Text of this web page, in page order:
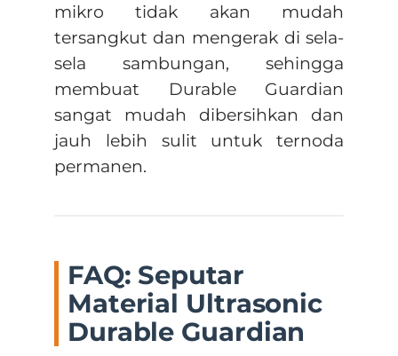
mikro tidak akan mudah
tersangkut dan mengerak di sela-
sela sambungan, sehingga
membuat Durable Guardian
sangat mudah dibersihkan dan
jauh lebih sulit untuk ternoda
permanen.
FAQ: Seputar
Material Ultrasonic
Durable Guardian